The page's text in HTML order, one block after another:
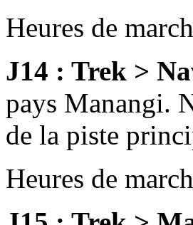
Heures de
J14 : Trek >
pays Manangi.
de la piste
Heures de